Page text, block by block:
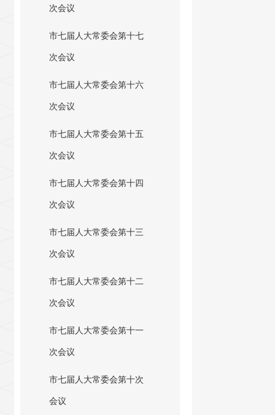
次会议
市七届人大常委会第十七
次会议
市七届人大常委会第十六
次会议
市七届人大常委会第十五
次会议
市七届人大常委会第十四
次会议
市七届人大常委会第十三
次会议
市七届人大常委会第十二
次会议
市七届人大常委会第十一
次会议
市七届人大常委会第十次
会议